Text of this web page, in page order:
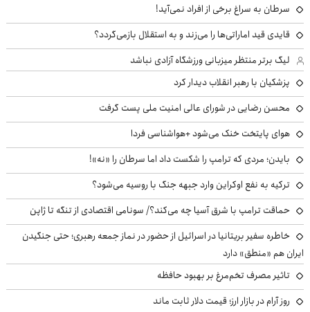
سرطان به سراغ برخی از افراد نمی‌آید!
قایدی قید اماراتی‌ها را می‌زند و به استقلال بازمی‌گردد؟
لیگ برتر منتظر میزبانی ورزشگاه آزادی نباشد
پزشکیان با رهبر انقلاب دیدار کرد
محسن رضایی در شورای عالی امنیت ملی پست گرفت
هوای پایتخت خنک می‌شود +هواشناسی فردا
بایدن؛ مردی که ترامپ را شکست داد اما سرطان را «نه»!
ترکیه به نفع اوکراین وارد جبهه جنگ با روسیه می‌شود؟
حماقت ترامپ با شرق آسیا چه می‌کند؟/ سونامی اقتصادی از تنگه تا ژاپن
خاطره سفیر بریتانیا در اسرائیل از حضور در نماز جمعه رهبری؛ حتی جنگیدن
ایران هم «منطق» دارد
تاثیر مصرف تخم‌مرغ بر بهبود حافظه
روز آرام در بازار ارز؛ قیمت دلار ثابت ماند